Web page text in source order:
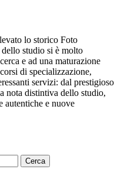
lo storico Foto
studio si è molto
e ad una maturazione
di specializzazione,
servizi: dal prestigioso
nota distintiva dello studio,
autentiche e nuove